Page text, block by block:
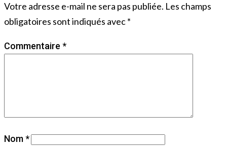
Votre adresse e-mail ne sera pas publiée. Les champs
obligatoires sont indiqués avec*
Commentaire *
Nom*